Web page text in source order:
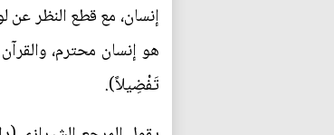
إنسان، مع قطع النظر عن
هو إنسان محترم،
تَفْضِيلاً).